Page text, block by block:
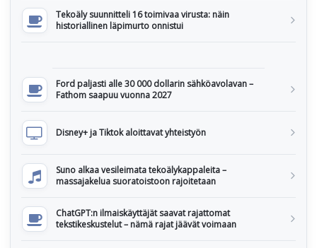
Tekoäly suunnitteli 16 toimivaa virusta: näin
historiallinen läpimurto onnistui
Ford paljasti alle 30 000 dollarin sähköavolavan –
Fathom saapuu vuonna 2027
Disney+ ja Tiktok aloittavat yhteistyön
Suno alkaa vesileimata tekoälykappaleita –
massajakelua suoratoistoon rajoitetaan
ChatGPT:n ilmaiskäyttäjät saavat rajattomat
tekstikeskustelut – nämä rajat jäävät voimaan